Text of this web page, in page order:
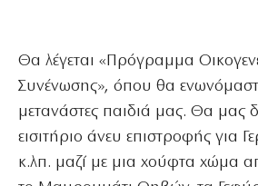
Θα λέγεται «Πρόγραμμα
Συνένωσης», όπου θα
μετανάστες παιδιά μας. Θα μας
εισιτήριο άνευ επιστροφής για
κ.λπ. μαζί με μια χούφτα χώμα